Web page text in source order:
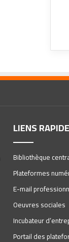
LIENS
Bibliothèque
Plateformes
E-mail
Oeuvres sociales
Incubateur
Portail des